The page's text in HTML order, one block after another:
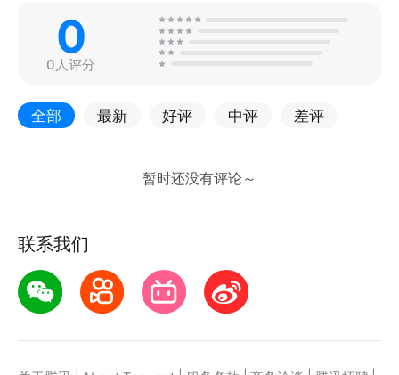
0
0人评分
全部 最新 好评 中评 差评
联系我们